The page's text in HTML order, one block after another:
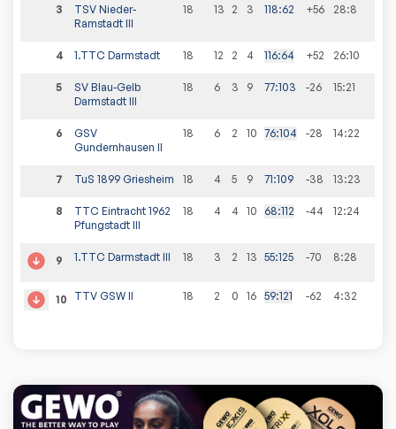
3
TSV Nieder-
Ramstadt III
18 13 2 3 118:62 +56 28:8
4 1.TTC Darmstadt 18 12 2 4 116:64 +52 26:10
5
SV Blau-Gelb
Darmstadt III
18 6 3 9 77:103 -26 15:21
6
GSV
Gundernhausen II
18 6 2 10 76:104 -28 14:22
7 TuS 1899 Griesheim 18 4 5 9 71:109 -38 13:23
8
TTC Eintracht 1962
Pfungstadt III
18 4 4 10 68:112 -44 12:24
9 1.TTC Darmstadt III 18 3 2 13 55:125 -70 8:28
10 TTV GSW II 18 2 0 16 59:121 -62 4:32